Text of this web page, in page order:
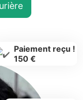
Paiement reçu !
150 €